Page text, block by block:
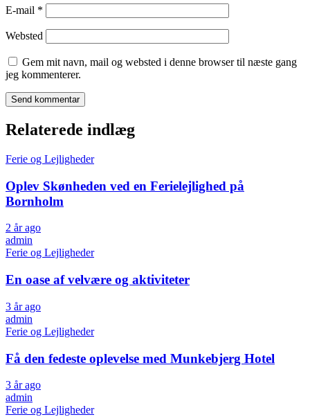
E-mail *
Websted
Gem mit navn, mail og websted i denne browser til næste gang
jeg kommenterer.
Relaterede indlæg
Ferie og Lejligheder
Oplev Skønheden ved en Ferielejlighed på
Bornholm
2 år ago
admin
Ferie og Lejligheder
En oase af velvære og aktiviteter
3 år ago
admin
Ferie og Lejligheder
Få den fedeste oplevelse med Munkebjerg Hotel
3 år ago
admin
Ferie og Lejligheder